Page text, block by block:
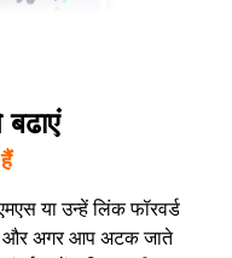
या उन्हें लिंक फॉरवर्ड
अगर आप अटक जाते